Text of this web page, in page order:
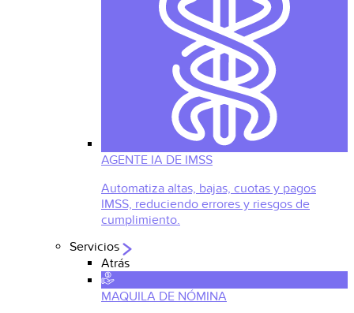
AGENTE IA DE IMSS
Automatiza altas, bajas, cuotas y pagos
IMSS, reduciendo errores y riesgos de
cumplimiento.
Servicios
Atrás
MAQUILA DE NÓMINA